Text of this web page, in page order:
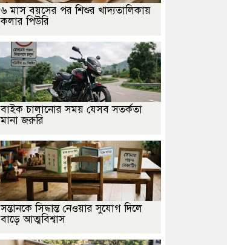
৬ মাস বয়সের পর শিশুর খাদ্যতালিকায়
কলার পিউরি
বাইক চালানোর সময় যেসব সতর্কতা
মানা জরুরি
সন্তানকে সিদ্ধান্ত নেওয়ার সুযোগ দিলে
বাড়ে আত্মবিশ্বাস